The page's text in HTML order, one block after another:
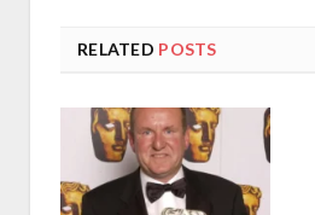
RELATED POSTS